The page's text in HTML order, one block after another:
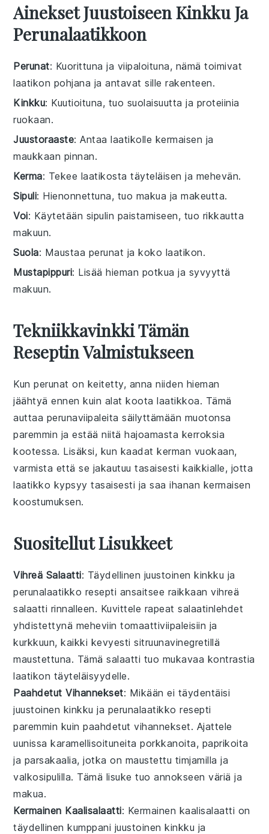
Ainekset Juustoiseen Kinkku Ja
Perunalaatikkoon
Perunat: Kuorittuna ja viipaloituna, nämä toimivat
laatikon pohjana ja antavat sille rakenteen.
Kinkku: Kuutioituna, tuo suolaisuutta ja proteiinia
ruokaan.
Juustoraaste: Antaa laatikolle kermaisen ja
maukkaan pinnan.
Kerma: Tekee laatikosta täyteläisen ja mehevän.
Sipuli: Hienonnettuna, tuo makua ja makeutta.
Voi: Käytetään sipulin paistamiseen, tuo rikkautta
makuun.
Suola: Maustaa perunat ja koko laatikon.
Mustapippuri: Lisää hieman potkua ja syvyyttä
makuun.
Tekniikkavinkki Tämän
Reseptin Valmistukseen
Kunperunat on keitetty, anna niiden hieman
jäähtyä ennen kuin alat koota laatikkoa. Tämä
auttaa perunaviipaleita säilyttämään muotonsa
paremmin ja estää niitä hajoamasta kerroksia
kootessa. Lisäksi, kun kaadatkerman vuokaan,
varmista että se jakautuu tasaisesti kaikkialle, jotta
laatikko kypsyy tasaisesti ja saa ihanan kermaisen
koostumuksen.
Suositellut Lisukkeet
Vihreä Salaatti: Täydellinen juustoinen kinkku ja
perunalaatikko resepti ansaitsee raikkaanvihreä
salaatti rinnalleen. Kuvittele rapeat salaatinlehdet
yhdistettynä meheviin tomaattiviipaleisiin ja
kurkkuun, kaikki kevyestisitruunavinegretillä
maustettuna. Tämäsalaatti tuo mukavaa kontrastia
laatikon täyteläisyydelle.
Paahdetut Vihannekset: Mikään ei täydentäisi
juustoinen kinkku ja perunalaatikko resepti
paremmin kuinpaahdetut vihannekset. Ajattele
uunissa karamellisoituneita porkkanoita, paprikoita
ja parsakaalia, jotka on maustettu timjamilla ja
valkosipulilla. Tämä lisuke tuo annokseen väriä ja
makua.
Kermainen Kaalisalaatti: Kermainen kaalisalaatti on
täydellinen kumppani juustoinen kinkku ja